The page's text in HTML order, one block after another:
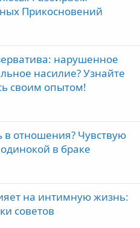
Прикосновений
нарушенное
насилие? Узнайте
своим опытом!
в отношения? Чувствую
в браке
на интимную жизнь:
советов